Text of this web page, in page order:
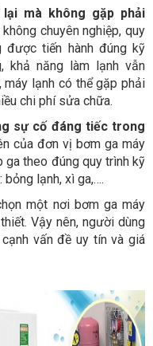
mà không gặp phải
chuyên nghiệp, quy
được tiến hành đúng kỹ
khả năng làm lạnh vẫn
lạnh có thể gặp phải
chi phí sửa chữa.
sự cố đáng tiếc trong
của đơn vị bơm ga máy
ga theo đúng quy trình kỹ
lạnh, xì ga,….
một nơi bơm ga máy
Vậy nên, người dùng
vấn đề uy tín và giá